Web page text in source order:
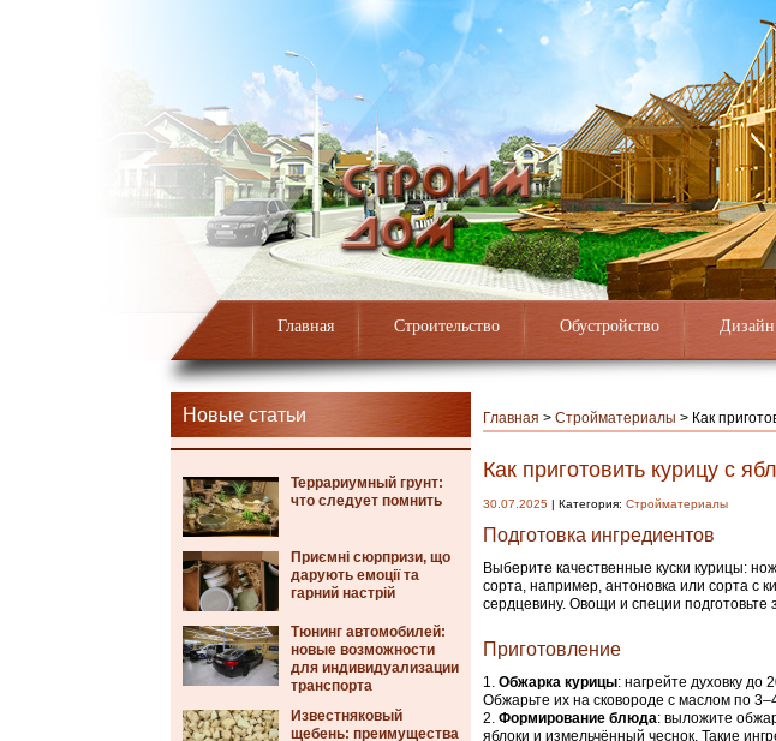
Главная Строительство Обустройство Дизайн
Новые статьи
Террариумный грунт:
что следует помнить
Приємні сюрпризи, що
дарують емоції та
гарний настрій
Тюнинг автомобилей:
новые возможности
для индивидуализации
транспорта
Известняковый
щебень: преимущества
Главная > Стройматериалы > Как
Как приготовить курицу с
30.07.2025 | Категория: Стройматериалы
Подготовка ингредиентов
Выберите качественные куски курицы:
сорта, например, антоновка или сорта с
сердцевину. Овощи и специи
Приготовление
Обжарка курицы: нагрейте духовку до
Обжарьте их на сковороде с маслом по
Формирование блюда: выложите
яблоки и измельчённый чеснок. Такие